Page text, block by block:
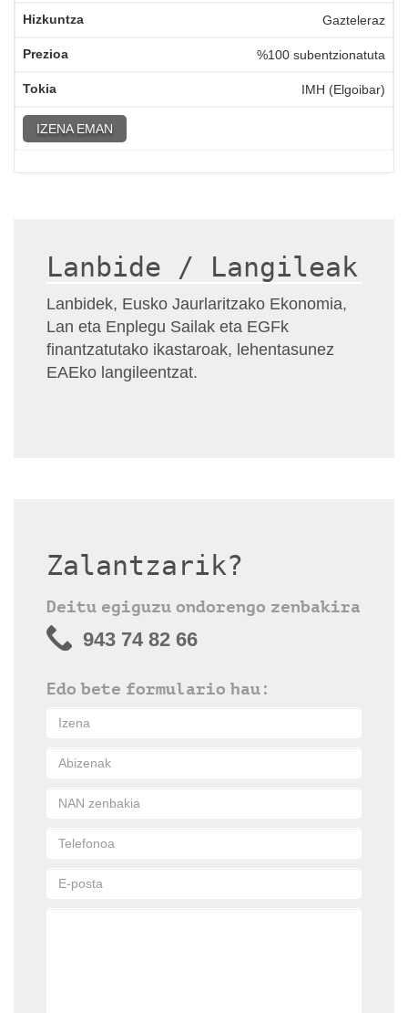
Gazteleraz
%100 subentzionatuta
IMH (Elgoibar)
IZENA EMAN
Lanbide / Langileak
Lanbidek, Eusko Jaurlaritzako Ekonomia,
Lan eta Enplegu Sailak eta EGFk
finantzatutako ikastaroak, lehentasunez
EAEko langileentzat.
Zalantzarik?
Deitu egiguzu ondorengo zenbakira
943 74 82 66
Edo bete formulario hau: